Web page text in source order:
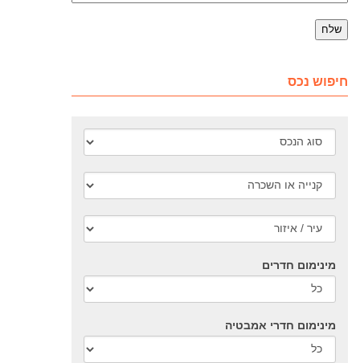
חיפוש נכס
מינימום חדרים
מינימום חדרי אמבטיה